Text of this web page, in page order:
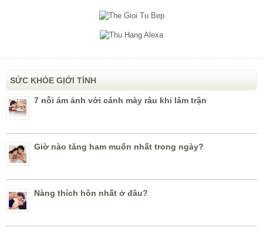
SỨC KHỎE GIỚI TÍNH
7 nỗi ám ảnh với cánh mày râu khi lâm trận
Giờ nào tăng ham muốn nhất trong ngày?
Nàng thích hôn nhất ở đâu?